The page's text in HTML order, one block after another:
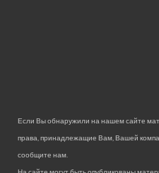
Если Вы обнаружили на нашем сайте
права, принадлежащие Вам, Вашей
сообщите нам.